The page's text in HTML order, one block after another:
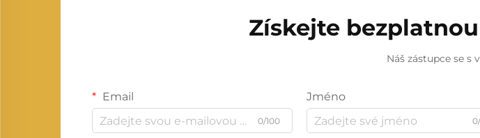
Získejte
Náš zástupce se s
Email
0/100
Jméno